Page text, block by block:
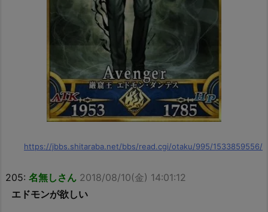
https://jbbs.shitaraba.net/bbs/read.cgi/otaku/995/1533859556/
205: 名無しさん 2018/08/10(金) 14:01:12
エドモンが欲しい